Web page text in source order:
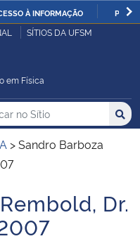
À INFORMAÇÃO
SÍTIOS DA UFSM
em Física
no no Sítio
>Sandro Barboza
Dr.